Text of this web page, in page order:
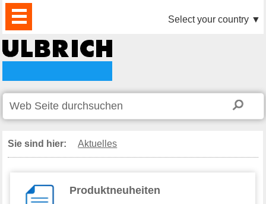
PRODUKTE
AKTUELLES
DOWNLOAD
VIDEO
PARTNER
UNTERNEHMEN
KONTAKTE Select your country ▼
Sie sind hier: Aktuelles
Produktneuheiten